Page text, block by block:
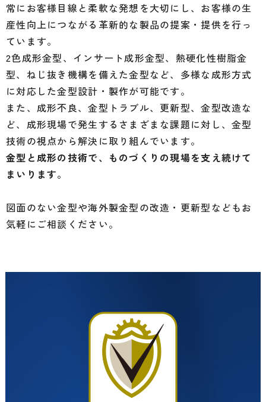
常にお客様目線と柔軟な発想を大切にし、お客様の生
産性向上につながる革新的な製品の提案・提供を行っ
ています。
2色成形金型、インサート成形金型、熱硬化性樹脂金
型、ねじ抜き機構を備えた金型など、多様な成形方式
に対応した金型設計・製作が可能です。
また、成形不良、金型トラブル、更新型、金型改造な
ど、成形現場で発生するさまざまな課題に対し、金型
技術の視点から解決に取り組んでいます。
金型と成形の技術で、ものづくりの現場を支え続けて
まいります。
図面のない金型や海外製金型の改造・更新型などもお
気軽にご相談ください。